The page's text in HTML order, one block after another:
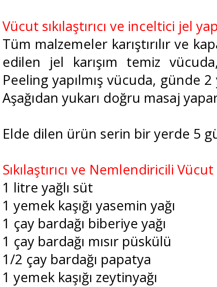
Vücut sıkılaştırıcı ve inceltici jel
Tüm malzemeler karıştırılır ve
edilen jel karışım temiz
Peeling yapılmış vücuda, günde
Aşağıdan yukarı doğru masaj
Elde dilen ürün serin bir yerde 5
Sıkılaştırıcı ve Nemlendiricili
1 litre yağlı süt
1 yemek kaşığı yasemin yağı
1 çay bardağı biberiye yağı
1 çay bardağı mısır püskülü
1/2 çay bardağı papatya
1 yemek kaşığı zeytinyağı